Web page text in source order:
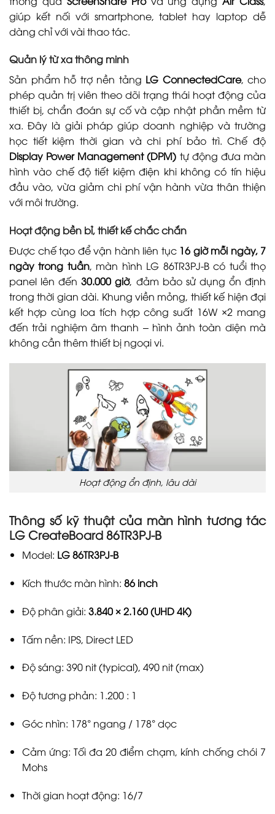
giúp kết nối với smartphone, tablet hay laptop dễ
dàng chỉ với vài thao tác.
Quản lý từ xa thông minh
Sản phẩm hỗ trợ nền tảng LG ConnectedCare, cho
phép quản trị viên theo dõi trạng thái hoạt động của
thiết bị, chẩn đoán sự cố và cập nhật phần mềm từ
xa. Đây là giải pháp giúp doanh nghiệp và trường
học tiết kiệm thời gian và chi phí bảo trì. Chế độ
Display Power Management (DPM) tự động đưa màn
hình vào chế độ tiết kiệm điện khi không có tín hiệu
đầu vào, vừa giảm chi phí vận hành vừa thân thiện
với môi trường.
Hoạt động bền bỉ, thiết kế chắc chắn
Được chế tạo để vận hành liên tục 16 giờ mỗi ngày, 7
ngày trong tuần, màn hình LG 86TR3PJ-B có tuổi thọ
panel lên đến30.000 giờ, đảm bảo sử dụng ổn định
trong thời gian dài. Khung viền mỏng, thiết kế hiện đại
kết hợp cùng loa tích hợp công suất 16W ×2 mang
đến trải nghiệm âm thanh – hình ảnh toàn diện mà
không cần thêm thiết bị ngoại vi.
Hoạt động ổn định, lâu dài
Thông số kỹ thuật của màn hình tương tác
LG CreateBoard 86TR3PJ-B
Model: LG 86TR3PJ-B
Kích thước màn hình: 86 inch
Độ phân giải: 3.840 × 2.160 (UHD 4K)
Tấm nền: IPS, Direct LED
Độ sáng: 390 nit (typical), 490 nit (max)
Độ tương phản: 1.200 : 1
Góc nhìn: 178° ngang / 178° dọc
Cảm ứng: Tối đa 20 điểm chạm, kính chống chói 7
Mohs
Thời gian hoạt động: 16/7